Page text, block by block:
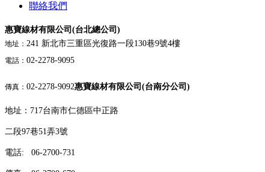
聯絡我們
惠寶線材有限公司(台北總公司)
地址： 241 新北市三重區光復路一段130巷9號4樓
電話： 02-2278-9095
傳真： 02-2278-9092惠寶線材有限公司(台南分公司)
地址：717台南市仁德區中正路
二段97巷51弄3號
電話: 06-2700-731